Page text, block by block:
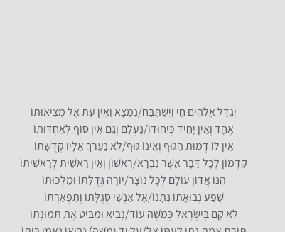
יִגְדַּל אֱלֹהִים חַי וְיִשְׁתַּבַּח/נִמְצָא וְאֵין עֵת אֶל מְצִיאוּתוֹ
אֶחָד וְאֵין יָחִיד כְּיִחוּדוֹ/נֶעְלָם וְגַם אֵין סוֹף לְאַחְדּוּתוֹ
אֵין לוֹ דְמוּת הַגּוּף וְאֵינוֹ גּוּף/לֹא נַעֲרֹךְ אֵלָיו קְדֻשָּׁתוֹ
קַדְמוֹן לְכָל דָּבָר אֲשֶׁר נִבְרָא/רִאשׁוֹן וְאֵין רֵאשִׁית לְרֵאשִׁיתוֹ
הִנּוֹ אֲדוֹן עוֹלָם לְכָל נוֹצָר/יוֹרֶה גְּדֻלָּתוֹ וּמַלְכוּתוֹ
שֶׁפַע נְבוּאָתוֹ נְתָנוֹ/אֶל אַנְשֵׁי סְגֻלָּתוֹ וְתִפְאַרְתּוֹ
לֹא קָם בְּיִשְׂרָאֵל כְּמֹשֶׁה עוֹד/נָבִיא וּמַבִּיט אֶת תְּמוּנָתוֹ